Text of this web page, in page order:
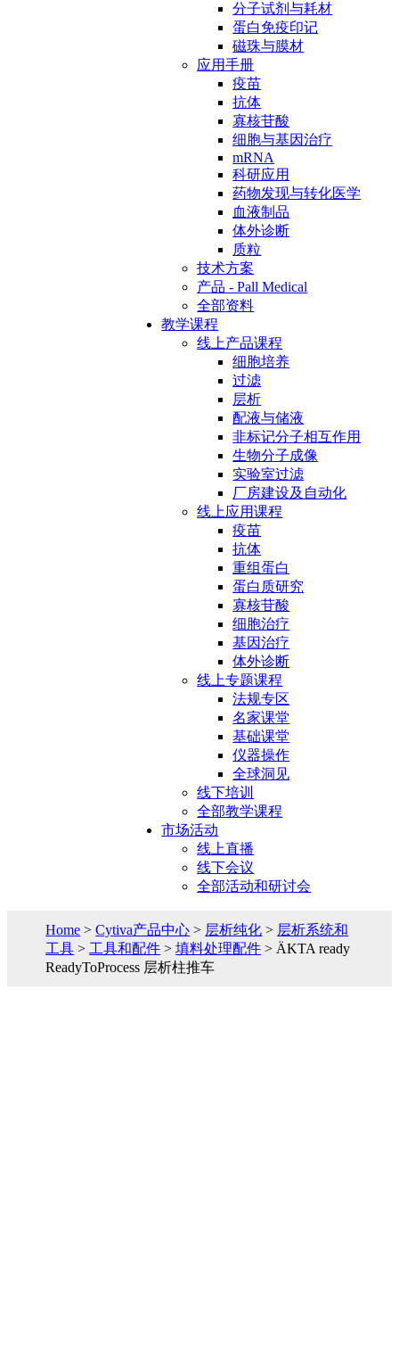
分子试剂与耗材
蛋白免疫印记
磁珠与膜材
应用手册
疫苗
抗体
寡核苷酸
细胞与基因治疗
mRNA
科研应用
药物发现与转化医学
血液制品
体外诊断
质粒
技术方案
产品 - Pall Medical
全部资料
教学课程
线上产品课程
细胞培养
过滤
层析
配液与储液
非标记分子相互作用
生物分子成像
实验室过滤
厂房建设及自动化
线上应用课程
疫苗
抗体
重组蛋白
蛋白质研究
寡核苷酸
细胞治疗
基因治疗
体外诊断
线上专题课程
法规专区
名家课堂
基础课堂
仪器操作
全球洞见
线下培训
全部教学课程
市场活动
线上直播
线下会议
全部活动和研讨会
Home >Cytiva产品中心 > 层析纯化 > 层析系统和
工具 > 工具和配件 >填料处理配件 > ÄKTA ready
ReadyToProcess 层析柱推车